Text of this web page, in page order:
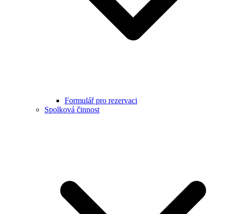
Formulář pro rezervaci
Spolková činnost